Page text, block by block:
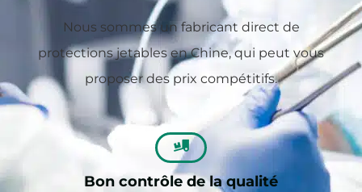
Nous sommes un fabricant direct de
protections jetables en Chine, qui peut vous
proposer des prix compétitifs.
Bon contrôle de la qualité